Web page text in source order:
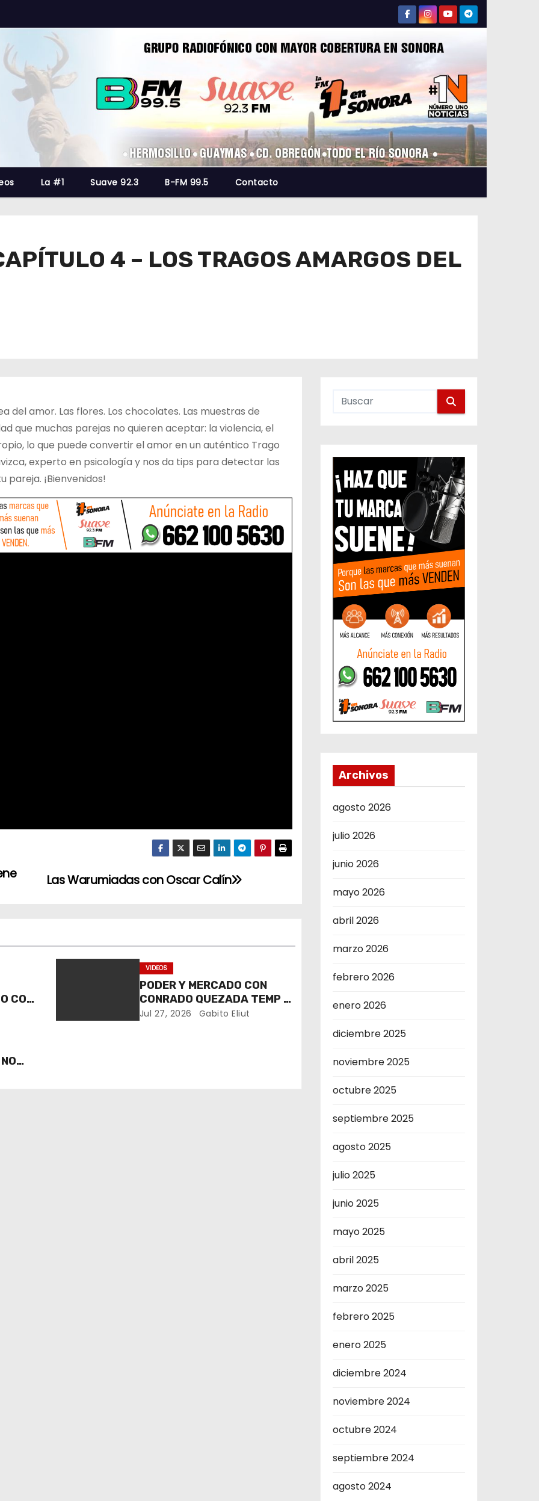
La #1 Suave 92.3 B-FM 99.5 Contacto
4 – LOS TRAGOS AMARGOS DEL
del amor. Las flores. Los chocolates. Las muestras de
que muchas parejas no quieren aceptar: la violencia, el
lo que puede convertir el amor en un auténtico Trago
experto en psicología y nos da tips para detectar las
pareja. ¡Bienvenidos!
Las Warumiadas con Oscar Calín
CON
VIDEOS
PODER Y MERCADO CON
CONRADO QUEZADA TEMP 5
CAP 12
Jul 27, 2026 Gabito Eliut
DE
Archivos
agosto 2026
julio 2026
junio 2026
mayo 2026
abril 2026
marzo 2026
febrero 2026
enero 2026
diciembre 2025
noviembre 2025
octubre 2025
septiembre 2025
agosto 2025
julio 2025
junio 2025
mayo 2025
abril 2025
marzo 2025
febrero 2025
enero 2025
diciembre 2024
noviembre 2024
octubre 2024
septiembre 2024
agosto 2024